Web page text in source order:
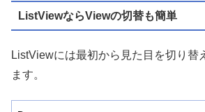
ListViewならViewの切替も簡単
ListViewには最初から見た目を切り替
ます。